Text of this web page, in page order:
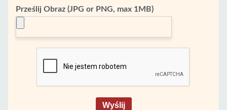
Prześlij Obraz (JPG or PNG, max 1MB)
Wyślij